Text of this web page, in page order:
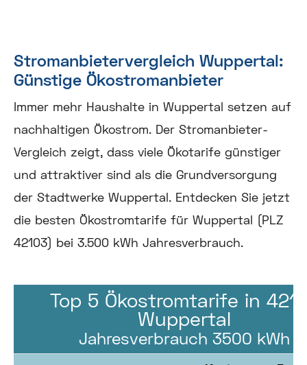
Stromanbietervergleich Wuppertal:
Günstige Ökostromanbieter
Immer mehr Haushalte in Wuppertal setzen auf
nachhaltigen Ökostrom. Der Stromanbieter-
Vergleich zeigt, dass viele Ökotarife günstiger
und attraktiver sind als die Grundversorgung
der Stadtwerke Wuppertal. Entdecken Sie jetzt
die besten Ökostromtarife für Wuppertal (PLZ
42103) bei 3.500 kWh Jahresverbrauch.
Top 5 Ökostromtarife in
Wuppertal
Jahresverbrauch 3500 kWh